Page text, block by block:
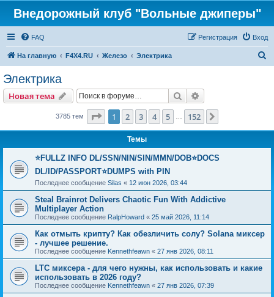
Внедорожный клуб "Вольные джиперы"
FAQ Вход
Регистрация
На главную F4X4.RU Железо Электрика
Электрика
Новая тема Поиск
3785 тем Страница из 152
1 2 3 4 5 152
Темы
⭐FULLZ INFO DL/SSN/NIN/SIN/MMN/DOB⭐DOCS
DL/ID/PASSPORT⭐DUMPS with PIN
Последнее сообщение Silas « 12 июн 2026, 03:44
Steal Brainrot Delivers Chaotic Fun With Addictive
Multiplayer Action
Последнее сообщение RalpHoward « 25 май 2026, 11:14
Как отмыть крипту? Как обезличить солу? Solana миксер
- лучшее решение.
Последнее сообщение Kennethfeawn « 27 янв 2026, 08:11
LTC миксера - для чего нужны, как использовать и какие
использовать в 2026 году?
Последнее сообщение Kennethfeawn « 27 янв 2026, 07:39